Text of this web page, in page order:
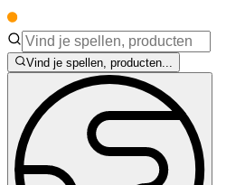
Vind je spellen, producten...